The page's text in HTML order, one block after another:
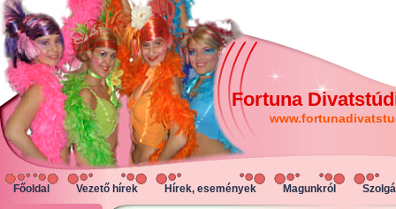
Fortuna
Főoldal Vezető hírek Hírek, események Magunkról